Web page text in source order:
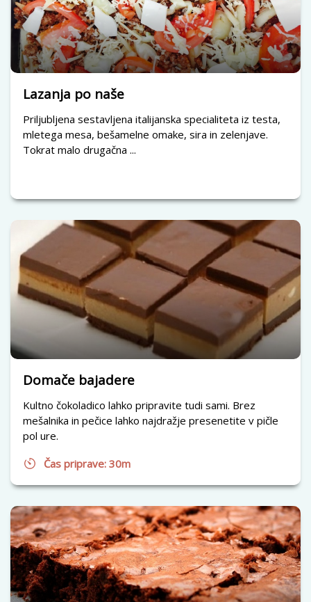
Lazanja po naše
Priljubljena sestavljena italijanska specialiteta iz testa,
mletega mesa, bešamelne omake, sira in zelenjave.
Tokrat malo drugačna ...
Domače bajadere
Kultno čokoladico lahko pripravite tudi sami. Brez
mešalnika in pečice lahko najdražje presenetite v pičle
pol ure.
Čas priprave: 30m